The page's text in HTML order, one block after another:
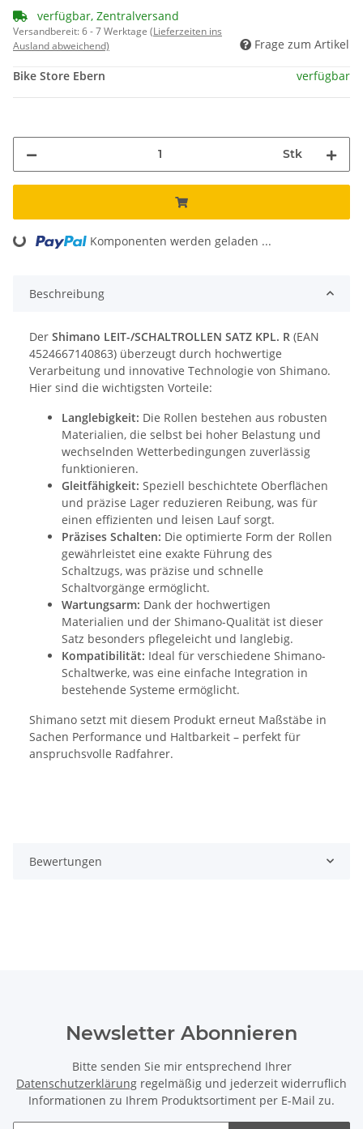
verfügbar, Zentralversand
Versandbereit:6 - 7 Werktage (Lieferzeiten ins
Ausland abweichend)
Frage zum Artikel
Bike Store Ebern verfügbar
Stk
Loading... Komponenten werden geladen ...
Beschreibung
Der Shimano LEIT-/SCHALTROLLEN SATZ KPL. R (EAN
4524667140863) überzeugt durch hochwertige
Verarbeitung und innovative Technologie von Shimano.
Hier sind die wichtigsten Vorteile:
Langlebigkeit: Die Rollen bestehen aus robusten
Materialien, die selbst bei hoher Belastung und
wechselnden Wetterbedingungen zuverlässig
funktionieren.
Gleitfähigkeit: Speziell beschichtete Oberflächen
und präzise Lager reduzieren Reibung, was für
einen effizienten und leisen Lauf sorgt.
Präzises Schalten: Die optimierte Form der Rollen
gewährleistet eine exakte Führung des
Schaltzugs, was präzise und schnelle
Schaltvorgänge ermöglicht.
Wartungsarm: Dank der hochwertigen
Materialien und der Shimano-Qualität ist dieser
Satz besonders pflegeleicht und langlebig.
Kompatibilität: Ideal für verschiedene Shimano-
Schaltwerke, was eine einfache Integration in
bestehende Systeme ermöglicht.
Shimano setzt mit diesem Produkt erneut Maßstäbe in
Sachen Performance und Haltbarkeit – perfekt für
anspruchsvolle Radfahrer.
Bewertungen
Newsletter Abonnieren
Bitte senden Sie mir entsprechend Ihrer
Datenschutzerklärung regelmäßig und jederzeit widerruflich
Informationen zu Ihrem Produktsortiment per E-Mail zu.